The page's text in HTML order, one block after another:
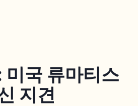
미국 류마티스
지견